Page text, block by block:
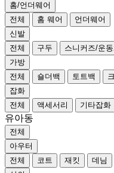
홈/언더웨어
전체
홈 웨어
언더웨어
신발
전체
구두 스니커즈/운
가방
전체
숄더백 토트백
잡화
전체
액세서리 기타잡화
유아동
전체
아우터
전체
코트 재킷 데님